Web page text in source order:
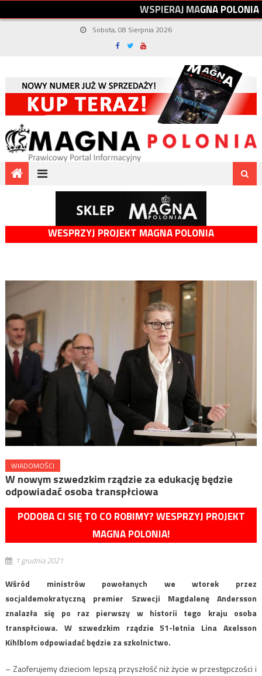
WSPIERAJMAGNAPOLONIA
Sobota, 08 Sierpnia 2026
WESPRZYJ PROJEKT MAGNA POLONIA
WIADOMOŚCI
W nowym szwedzkim rządzie za edukację będzie
odpowiadać osoba transpłciowa
PODOBA CI SIĘ TO CO ROBIMY? WESPRZYJ PROJEKT
MAGNA POLONIA!
1 grudnia 2021
Wśród ministrów powołanych we wtorek przez
socjaldemokratyczną premier Szwecji Magdalenę Andersson
znalazła się po raz pierwszy w historii tego kraju osoba
transpłciowa. W szwedzkim rządzie 51-letnia Lina Axelsson
Kihlblom odpowiadać będzie za szkolnictwo.
– Zaoferujemy dzieciom lepszą przyszłość niż życie w przestępczości i